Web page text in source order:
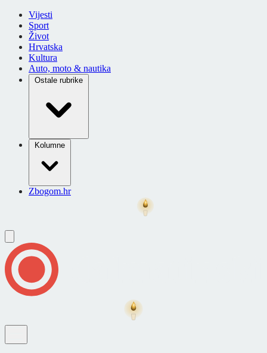
Vijesti
Sport
Život
Hrvatska
Kultura
Auto, moto & nautika
Ostale rubrike
Kolumne
Zbogom.hr